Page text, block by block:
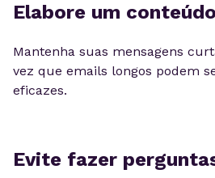
Elabore um
Mantenha suas mensagens
vez que emails longos podem
eficazes.
Evite fazer